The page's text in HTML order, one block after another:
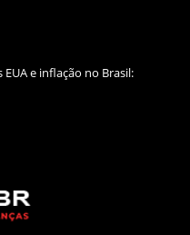
e inflação no Brasil: